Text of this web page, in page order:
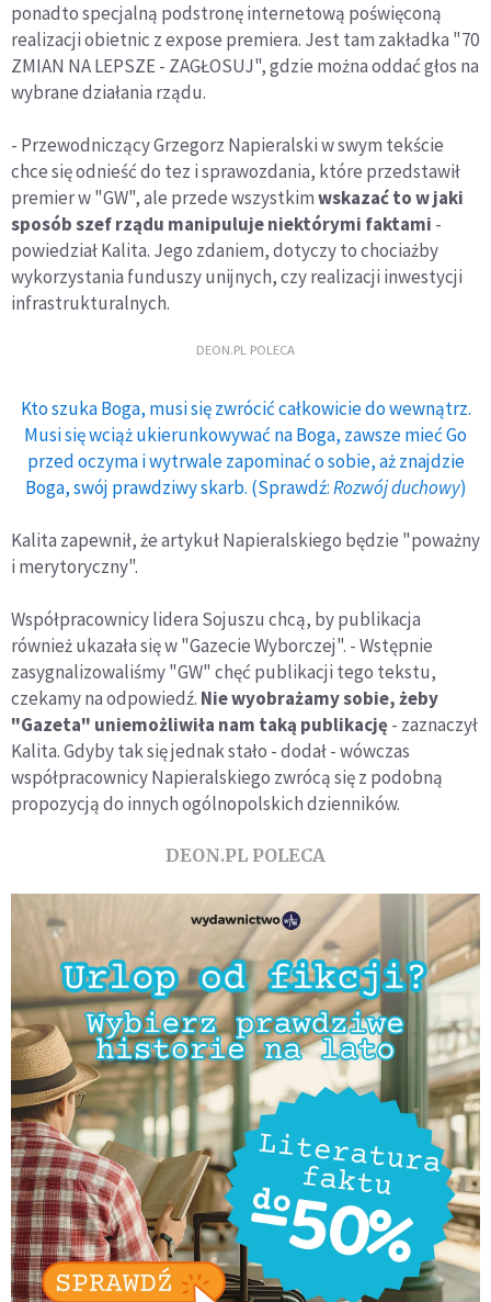
ponadto specjalną podstronę internetową poświęconą
realizacji obietnic z expose premiera. Jest tam zakładka "70
ZMIAN NA LEPSZE - ZAGŁOSUJ", gdzie można oddać głos na
wybrane działania rządu.
- Przewodniczący Grzegorz Napieralski w swym tekście
chce się odnieść do tez i sprawozdania, które przedstawił
premier w "GW", ale przede wszystkimwskazać to w jaki
sposób szef rządu manipuluje niektórymi faktami -
powiedział Kalita. Jego zdaniem, dotyczy to chociażby
wykorzystania funduszy unijnych, czy realizacji inwestycji
infrastrukturalnych.
DEON.PL POLECA
Kto szuka Boga, musi się zwrócić całkowicie do wewnątrz.
Musi się wciąż ukierunkowywać na Boga, zawsze mieć Go
przed oczyma i wytrwale zapominać o sobie, aż znajdzie
Boga, swój prawdziwy skarb. (Sprawdź:Rozwój duchowy)
Kalita zapewnił, że artykuł Napieralskiego będzie "poważny
i merytoryczny".
Współpracownicy lidera Sojuszu chcą, by publikacja
również ukazała się w "Gazecie Wyborczej". - Wstępnie
zasygnalizowaliśmy "GW" chęć publikacji tego tekstu,
czekamy na odpowiedź. Nie wyobrażamy sobie, żeby
"Gazeta" uniemożliwiła nam taką publikację- zaznaczył
Kalita. Gdyby tak się jednak stało - dodał - wówczas
współpracownicy Napieralskiego zwrócą się z podobną
propozycją do innych ogólnopolskich dzienników.
DEON.PL POLECA